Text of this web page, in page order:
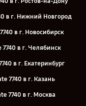
в г. Нижний Новгород
в г. Новосибирск
в г. Челябинск
в г. Екатеринбург
7740 в г. Казань
7740 в г. Москва